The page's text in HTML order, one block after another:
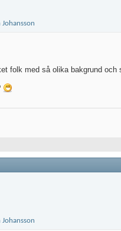
folk med så olika bakgrund och